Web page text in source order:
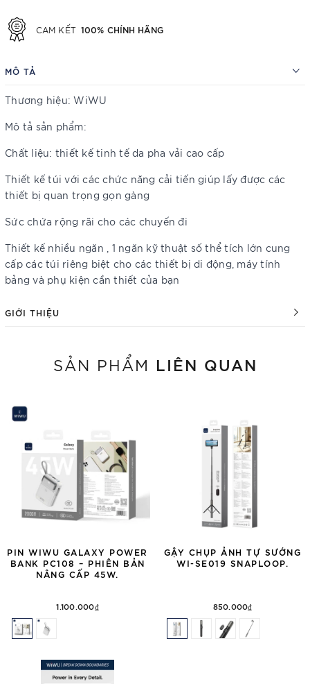
CAM KẾT 100% CHÍNH HÃNG
MÔ TẢ
Thương hiệu: WiWU
Mô tả sản phẩm:
Chất liệu: thiết kế tinh tế da pha vải cao cấp
Thiết kế túi với các chức năng cải tiến giúp lấy được các
thiết bị quan trọng gọn gàng
Sức chứa rộng rãi cho các chuyến đi
Thiết kế nhiều ngăn , 1 ngăn kỹ thuật số thể tích lớn cung
cấp các túi riêng biệt cho các thiết bị di động, máy tính
bảng và phụ kiện cần thiết của bạn
GIỚI THIỆU
SẢN PHẨM LIÊN QUAN
PIN WIWU GALAXY POWER
BANK PC108 – PHIÊN BẢN
NÂNG CẤP 45W.
1.100.000₫
GẬY CHỤP ẢNH TỰ SƯỚNG
WI-SE019 SNAPLOOP.
850.000₫